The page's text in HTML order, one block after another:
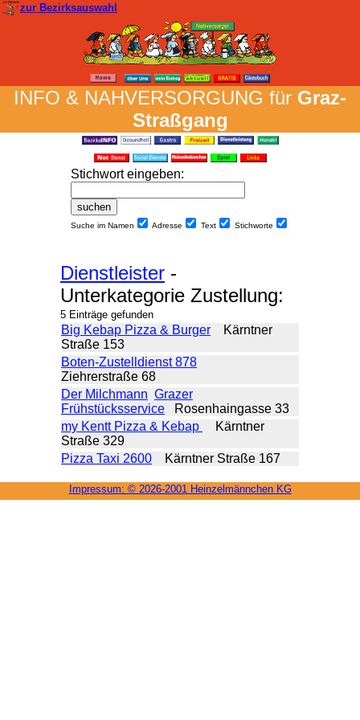
zur Bezirksauswahl
INFO & NAH­VER­SORG­UNG für Graz-
Straßgang
Stich­wort ein­geben:
Suche im Namen Adresse Text Stich­worte
Dienstleister -
Unterkategorie Zustellung:
5 Einträge gefunden
Big Kebap Pizza & Burger
Kärntner
Straße 153
Boten-Zustelldienst 878
Ziehrerstraße 68
Der Milchmann Grazer
Frühstücksservice Rosenhaingasse 33
my Kentt Pizza & Kebap
Kärntner
Straße 329
Pizza Taxi 2600
Kärntner Straße 167
Impressum: © 2026-2001 Heinzel­männchen KG